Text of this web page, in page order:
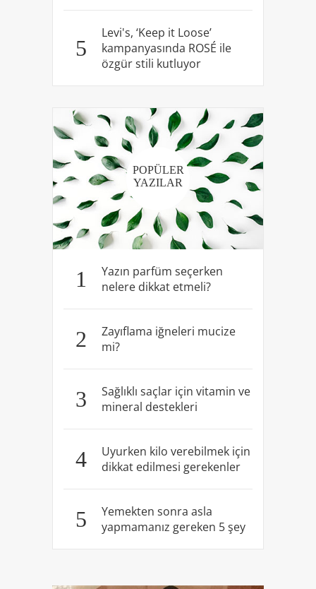
5
Levi's, ‘Keep it Loose’
kampanyasında ROSÉ ile
özgür stili kutluyor
POPÜLER
YAZILAR
1
Yazın parfüm seçerken
nelere dikkat etmeli?
2
Zayıflama iğneleri mucize
mi?
3
Sağlıklı saçlar için vitamin ve
mineral destekleri
4
Uyurken kilo verebilmek için
dikkat edilmesi gerekenler
5
Yemekten sonra asla
yapmamanız gereken 5 şey